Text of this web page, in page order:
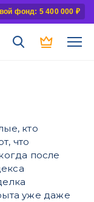
фонд: 5 400 000 ₽
кто
что
после
уже даже